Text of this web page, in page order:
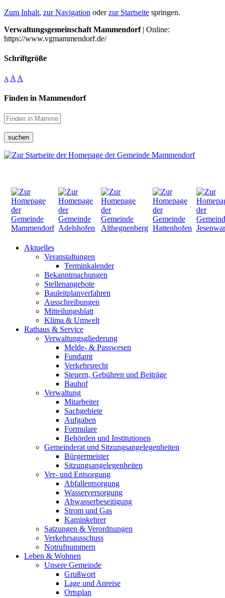
Zum Inhalt, zur Navigation oderzur Startseite springen.
Verwaltungsgemeinschaft Mammendorf| Online:
https://www.vgmammendorf.de/
Schriftgröße
A A A
Finden in Mammendorf
suchen
Aktuelles
Veranstaltungen
Terminkalender
Bekanntmachungen
Stellenangebote
Bauleitplanverfahren
Ausschreibungen
Mitteilungsblatt
Klima & Umwelt
Rathaus & Service
Verwaltungsgliederung
Melde- & Passwesen
Fundamt
Verkehrsrecht
Steuern, Gebühren und Beiträge
Bauhof
Verwaltung
Mitarbeiter
Sachgebiete
Aufgaben
Formulare
Behörden und Institutionen
Gemeinderat und Sitzungsangelegenheiten
Bürgermeister
Sitzungsangelegenheiten
Ver- und Entsorgung
Abfallentsorgung
Wasserversorgung
Abwasserbeseitigung
Strom und Gas
Kaminkehrer
Satzungen & Verordnungen
Verkehrsausschuss
Notrufnummern
Leben & Wohnen
Unsere Gemeinde
Grußwort
Lage und Anreise
Ortsplan